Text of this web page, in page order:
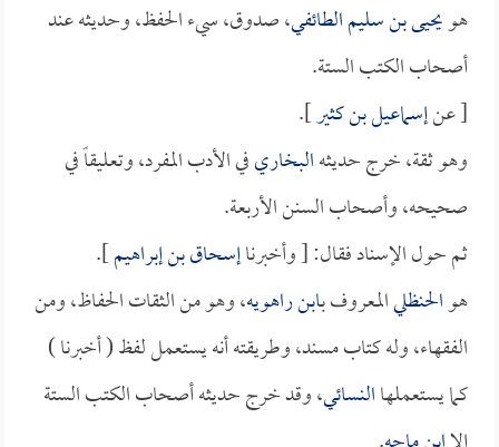
هويحيى بن سليم الطائفي، صدوق، سيء الحفظ، وحديثه عند
أصحاب الكتب الستة.
[ عنإسماعيل بن كثير].
وهو ثقة، خرج حديثهالبخاريفي الأدب المفرد، وتعليقاً في
صحيحه، وأصحاب السنن الأربعة.
ثم حول الإسناد فقال: [ وأخبرناإسحاق بن إبراهيم].
هوالحنظليالمعروف بابن راهويه، وهو من الثقات الحفاظ، ومن
الفقهاء، وله كتاب مسند، وطريقته أنه يستعمل لفظ ( أخبرنا )
كما يستعملهاالنسائي، وقد خرج حديثه أصحاب الكتب الستة